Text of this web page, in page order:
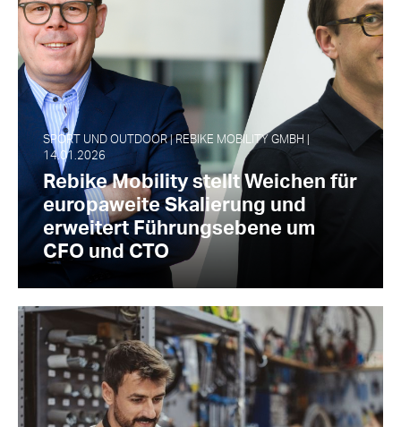
SPORT UND OUTDOOR | REBIKE MOBILITY GMBH |
14.01.2026
Rebike Mobility stellt Weichen für
europaweite Skalierung und
erweitert Führungsebene um
CFO und CTO